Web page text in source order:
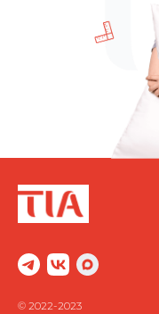
© 2022-2023